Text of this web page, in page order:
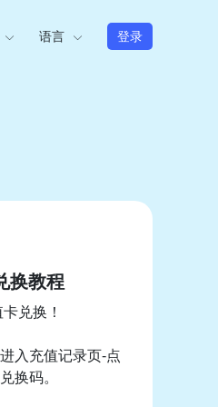
语言 登录
换教程
兑换！
入充值记录页-点
换码。